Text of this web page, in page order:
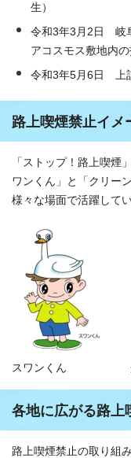
生）
令和3年3月2日 岐
アコスモス敷地内
令和3年5月6日 上
路上喫煙禁止イメ
「ストップ！路上喫
ワンくん」と「クリー
様々な場面で活躍してい
スワンくん
各地に広がる路上
路上喫煙禁止の取り組